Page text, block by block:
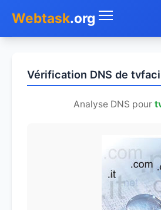
Webtask.org
Whois
Vérification DNS de
Analyse DNS pour